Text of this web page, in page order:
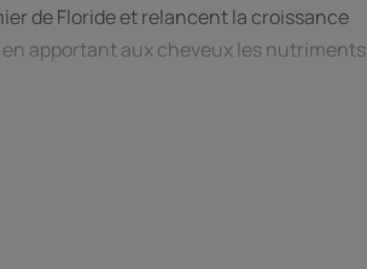
de Floride et relancent la croissance
apportant aux cheveux les nutriments
avec un verre d'eau.